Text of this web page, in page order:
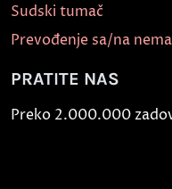
Sudski tumač
Prevođenje sa/na
PRATITE NAS
Preko 2.000.000